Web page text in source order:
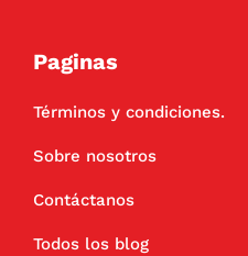
Paginas
Términos y condiciones.
Sobre nosotros
Contáctanos
Todos los blog